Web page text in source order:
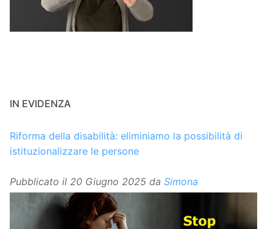
IN EVIDENZA
Riforma della disabilità: eliminiamo la possibilità di
istituzionalizzare le persone
Pubblicato il 20 Giugno 2025 da Simona